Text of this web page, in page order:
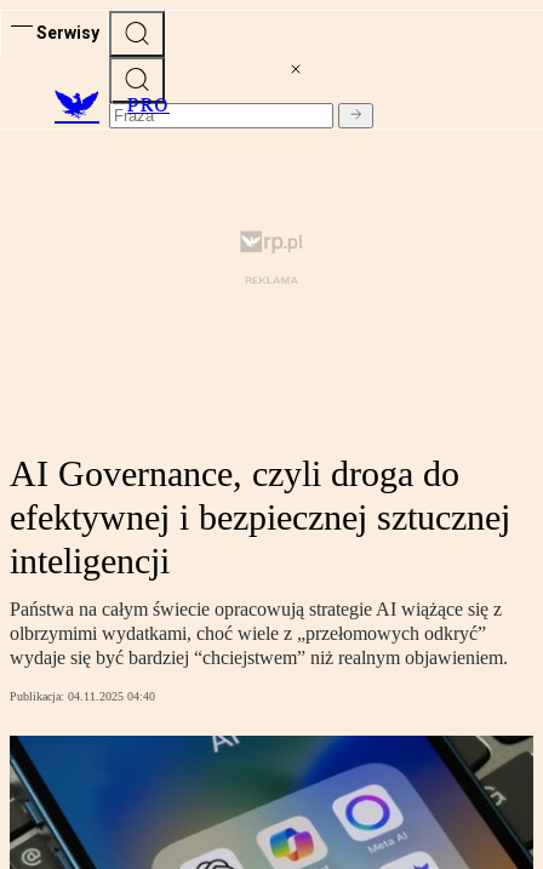
Serwisy
PRO
AI Governance, czyli droga do
efektywnej i bezpiecznej sztucznej
inteligencji
Państwa na całym świecie opracowują strategie AI wiążące się z
olbrzymimi wydatkami, choć wiele z „przełomowych odkryć”
wydaje się być bardziej “chciejstwem” niż realnym objawieniem.
Publikacja: 04.11.2025 04:40